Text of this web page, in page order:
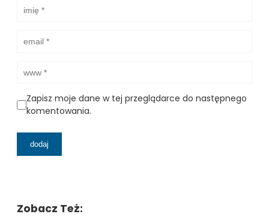
Zapisz moje dane w tej przeglądarce do następnego
komentowania.
Zobacz Też: